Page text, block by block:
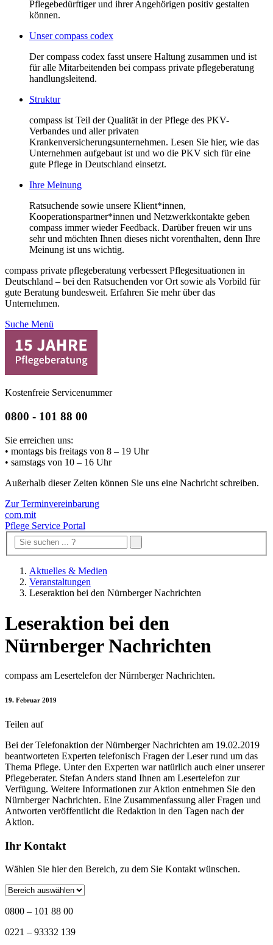
Pflegebedürftiger und ihrer Angehörigen positiv gestalten
können.
Unser compass codex
Der compass codex fasst unsere Haltung zusammen und ist
für alle Mitarbeitenden bei compass private pflegeberatung
handlungsleitend.
Struktur
compass ist Teil der Qualität in der Pflege des PKV-
Verbandes und aller privaten
Krankenversicherungsunternehmen. Lesen Sie hier, wie das
Unternehmen aufgebaut ist und wo die PKV sich für eine
gute Pflege in Deutschland einsetzt.
Ihre Meinung
Ratsuchende sowie unsere Klient*innen,
Kooperationspartner*innen und Netzwerkkontakte geben
compass immer wieder Feedback. Darüber freuen wir uns
sehr und möchten Ihnen dieses nicht vorenthalten, denn Ihre
Meinung ist uns wichtig.
compass private pflegeberatung verbessert Pflegesituationen in
Deutschland – bei den Ratsuchenden vor Ort sowie als Vorbild für
gute Beratung bundesweit. Erfahren Sie mehr über das
Unternehmen.
Suche Menü
Kostenfreie Servicenummer
0800 - 101 88 00
Sie erreichen uns:
• montags bis freitags von 8 – 19 Uhr
• samstags von 10 – 16 Uhr
Außerhalb dieser Zeiten können Sie uns eine Nachricht schreiben.
Zur Terminvereinbarung
com.mit
Pflege Service Portal
Aktuelles & Medien
Veranstaltungen
Leseraktion bei den Nürnberger Nachrichten
Leseraktion bei den
Nürnberger Nachrichten
compass am Lesertelefon der Nürnberger Nachrichten.
19. Februar 2019
Teilen auf
Bei der Telefonaktion der Nürnberger Nachrichten am 19.02.2019
beantworteten Experten telefonisch Fragen der Leser rund um das
Thema Pflege. Unter den Experten war natürlich auch einer unserer
Pflegeberater. Stefan Anders stand Ihnen am Lesertelefon zur
Verfügung. Weitere Informationen zur Aktion entnehmen Sie den
Nürnberger Nachrichten. Eine Zusammenfassung aller Fragen und
Antworten veröffentlicht die Redaktion in den Tagen nach der
Aktion.
Ihr Kontakt
Wählen Sie hier den Bereich, zu dem Sie Kontakt wünschen.
0800 – 101 88 00
0221 – 93332 139